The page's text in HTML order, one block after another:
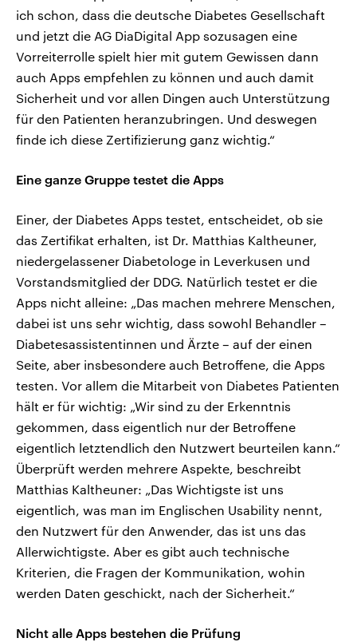
ich schon, dass die deutsche Diabetes Gesellschaft
und jetzt die AG DiaDigital App sozusagen eine
Vorreiterrolle spielt hier mit gutem Gewissen dann
auch Apps empfehlen zu können und auch damit
Sicherheit und vor allen Dingen auch Unterstützung
für den Patienten heranzubringen. Und deswegen
finde ich diese Zertifizierung ganz wichtig.“
Eine ganze Gruppe testet die Apps
Einer, der Diabetes Apps testet, entscheidet, ob sie
das Zertifikat erhalten, ist Dr. Matthias Kaltheuner,
niedergelassener Diabetologe in Leverkusen und
Vorstandsmitglied der DDG. Natürlich testet er die
Apps nicht alleine: „Das machen mehrere Menschen,
dabei ist uns sehr wichtig, dass sowohl Behandler –
Diabetesassistentinnen und Ärzte – auf der einen
Seite, aber insbesondere auch Betroffene, die Apps
testen. Vor allem die Mitarbeit von Diabetes Patienten
hält er für wichtig: „Wir sind zu der Erkenntnis
gekommen, dass eigentlich nur der Betroffene
eigentlich letztendlich den Nutzwert beurteilen kann.“
Überprüft werden mehrere Aspekte, beschreibt
Matthias Kaltheuner: „Das Wichtigste ist uns
eigentlich, was man im Englischen Usability nennt,
den Nutzwert für den Anwender, das ist uns das
Allerwichtigste. Aber es gibt auch technische
Kriterien, die Fragen der Kommunikation, wohin
werden Daten geschickt, nach der Sicherheit.“
Nicht alle Apps bestehen die Prüfung